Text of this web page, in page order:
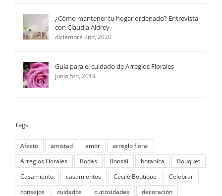
¿Cómo mantener tu hogar ordenado? Entrevista
con Claudia Aldrey
diciembre 2nd, 2020
Guía para el cuidado de Arreglos Florales
junio 5th, 2019
Tags
Afecto amistad amor
arreglo floral
Arreglos Florales
Bodas Bonsái botanica
Bouquet
Casamiento
casamientos Cecile Boutique
Celebrar
consejos
cuidados curiosidades
decoración